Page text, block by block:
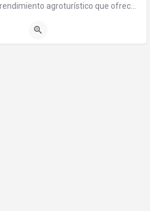
Sukal es un emprendimiento agroturístico que ofrece un lugar de relax donde Ud. puede adquirir sus flores y…